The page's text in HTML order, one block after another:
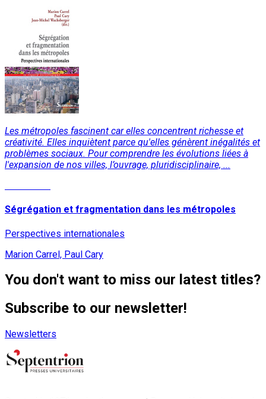
Les métropoles fascinent car elles concentrent richesse et
créativité. Elles inquiètent parce qu'elles génèrent inégalités et
problèmes sociaux. Pour comprendre les évolutions liées à
l'expansion de nos villes, l’ouvrage, pluridisciplinaire, ...
Ségrégation et fragmentation dans les métropoles
Perspectives internationales
Marion Carrel, Paul Cary
You don't want to miss our latest titles?
Subscribe to our newsletter!
Newsletters